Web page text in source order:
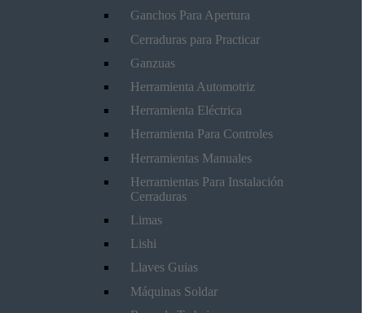
Ganchos Para Apertura
Cerraduras para Practicar
Ganzuas
Herramienta Automotriz
Herramienta Eléctrica
Herramienta Para Controles
Herramientas Manuales
Herramientas Para Instalación
Cerraduras
Limas
Lishi
Llaves Guias
Máquinas Soldar